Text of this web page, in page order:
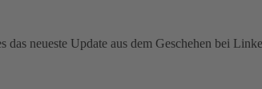
neueste Update aus dem Geschehen bei